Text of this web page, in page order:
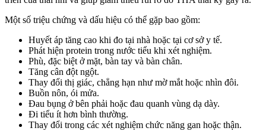
Một số triệu chứng và dấu hiệu có thể gặp bao gồm:
Huyết áp tăng cao khi đo tại nhà hoặc tại cơ sở y tế.
Phát hiện protein trong nước tiểu khi xét nghiệm.
Phù, đặc biệt ở mặt, bàn tay và bàn chân.
Tăng cân đột ngột.
Thay đổi thị giác, chẳng hạn như mờ mắt hoặc nhìn đôi.
Buồn nôn, ói mửa.
Đau bụng ở bên phải hoặc đau quanh vùng dạ dày.
Đi tiểu ít hơn bình thường.
Thay đổi trong các xét nghiệm chức năng gan hoặc thận.